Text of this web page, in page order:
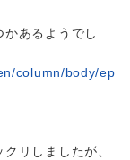
あるようでし
column/body/ep
リしましたが、